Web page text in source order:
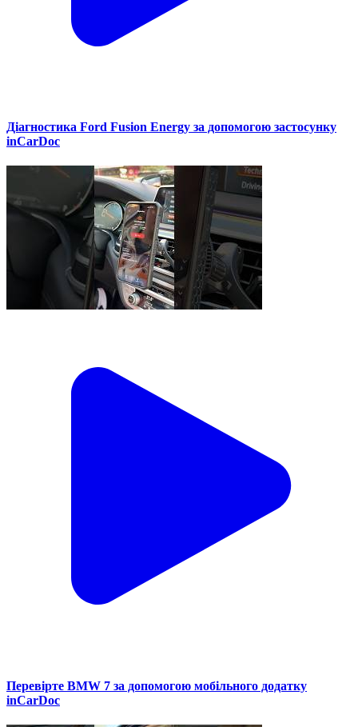
Діагностика Ford Fusion Energy за допомогою застосунку
inCarDoc
Перевірте BMW 7 за допомогою мобільного додатку
inCarDoc